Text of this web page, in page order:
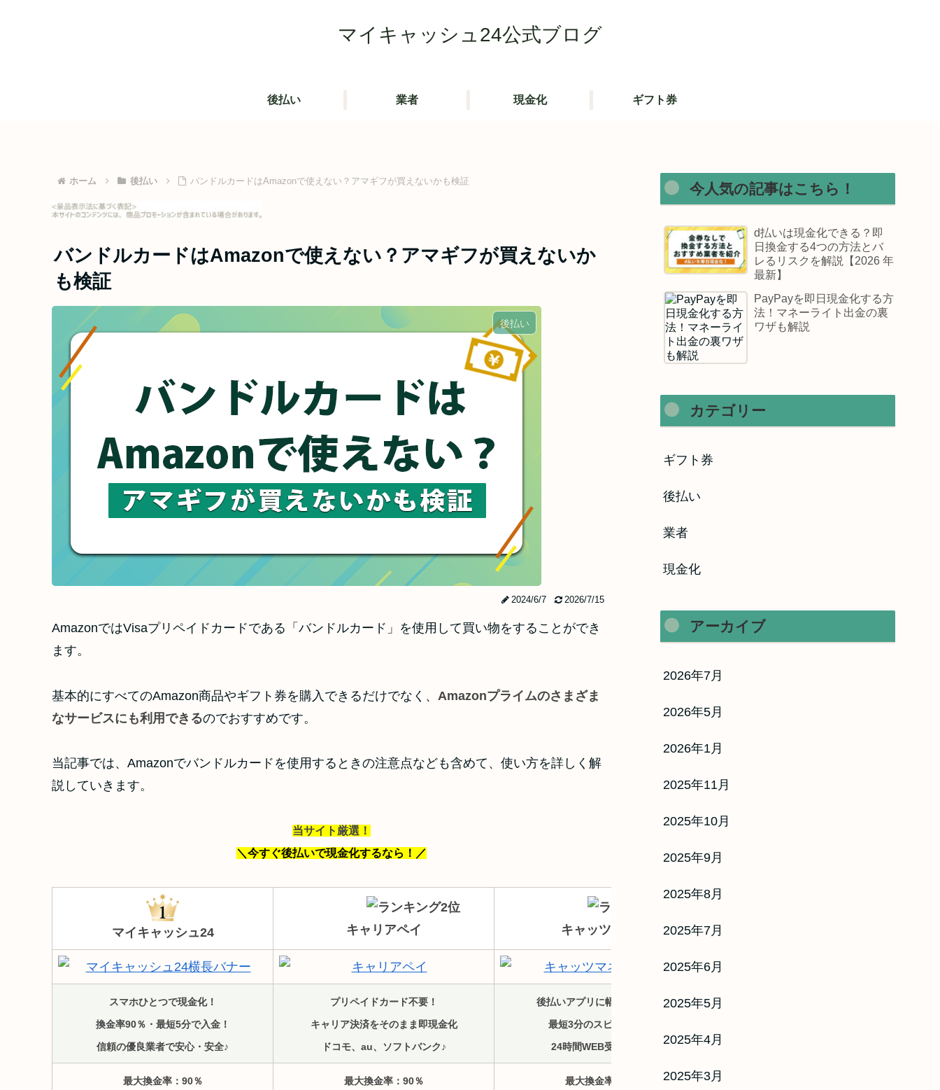
マイキャッシュ24公式ブログ
後払い 業者 現金化 ギフト券
ホーム 後払い バンドルカードはAmazonで使えない？アマギフが買えないかも検証
バンドルカードはAmazonで使えない？アマギフが買えないか
も検証
後払い
2024/6/7 2026/7/15
AmazonではVisaプリペイドカードである「バンドルカード」を使用して買い物をすることができ
ます。
基本的にすべてのAmazon商品やギフト券を購入できるだけでなく、 Amazonプライムのさまざま
なサービスにも利用できるのでおすすめです。
当記事では、Amazonでバンドルカードを使用するときの注意点なども含めて、使い方を詳しく解
説していきます。
当サイト厳選！
＼今すぐ後払いで現金化するなら！ ／
マイキャッシュ24 キャリアペイ キャッツマネー
スマホひとつで現金化！
換金率90％・最短5分で入金！
信頼の優良業者で安心・安全♪
プリペイドカード不要！
キャリア決済をそのまま即現金化
ドコモ、au、ソフトバンク♪
後払いアプリに幅広く対応！！
最短3分のスピード入金！
24時間WEB受付実施中♪
最大換金率：90％
最大換金率：90％
最大換金率：95
今人気の記事はこちら！
d払いは現金化できる？即
日換金する4つの方法とバ
レるリスクを解説【2026 年
最新】
PayPayを即日現金化する方
法！マネーライト出金の裏
ワザも解説
カテゴリー
ギフト券
後払い
業者
現金化
アーカイブ
2026年7月
2026年5月
2026年1月
2025年11月
2025年10月
2025年9月
2025年8月
2025年7月
2025年6月
2025年5月
2025年4月
2025年3月